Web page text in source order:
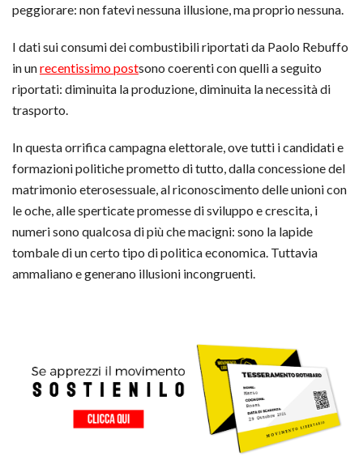
peggiorare: non fatevi nessuna illusione, ma proprio nessuna.
I dati sui consumi dei combustibili riportati da Paolo Rebuffo
in unrecentissimo postsono coerenti con quelli a seguito
riportati: diminuita la produzione, diminuita la necessità di
trasporto.
In questa orrifica campagna elettorale, ove tutti i candidati e
formazioni politiche prometto di tutto, dalla concessione del
matrimonio eterosessuale, al riconoscimento delle unioni con
le oche, alle sperticate promesse di sviluppo e crescita, i
numeri sono qualcosa di più che macigni: sono la lapide
tombale di un certo tipo di politica economica. Tuttavia
ammaliano e generano illusioni incongruenti.